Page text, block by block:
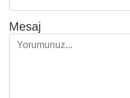
Mesaj